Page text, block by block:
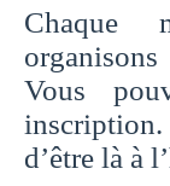
Chaque
Vous
d’être là à